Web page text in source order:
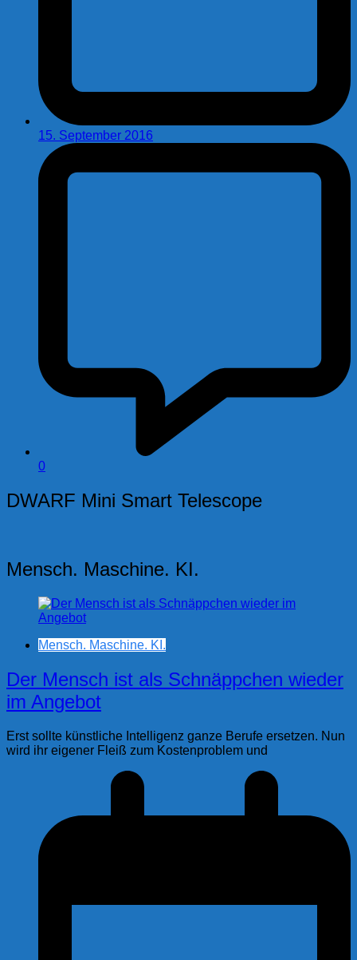
15. September 2016
0
DWARF Mini Smart Telescope
Mensch. Maschine. KI.
Mensch. Maschine. KI.
Der Mensch ist als Schnäppchen wieder
im Angebot
Erst sollte künstliche Intelligenz ganze Berufe ersetzen. Nun
wird ihr eigener Fleiß zum Kostenproblem und